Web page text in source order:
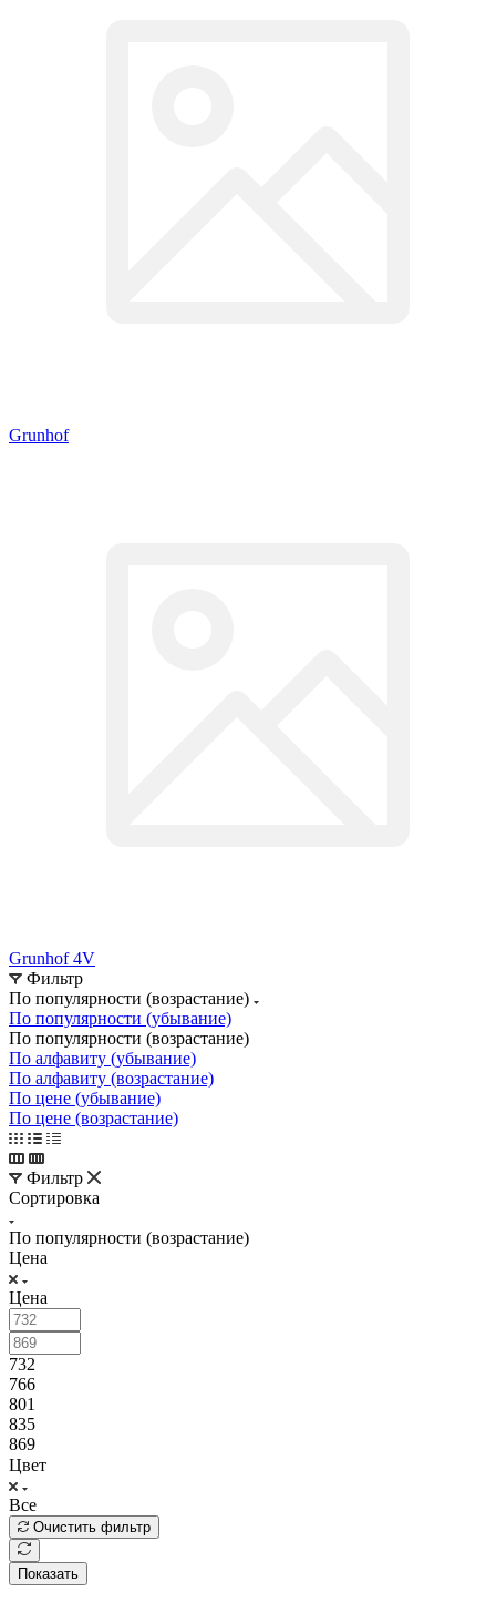
Grunhof 4V
Фильтр
По популярности (возрастание)
По популярности (убывание)
По популярности (возрастание)
По алфавиту (убывание)
По алфавиту (возрастание)
По цене (убывание)
По цене (возрастание)
Фильтр
Сортировка
По популярности (возрастание)
Цена
Цена
732
766
801
835
869
Цвет
Все
Очистить фильтр